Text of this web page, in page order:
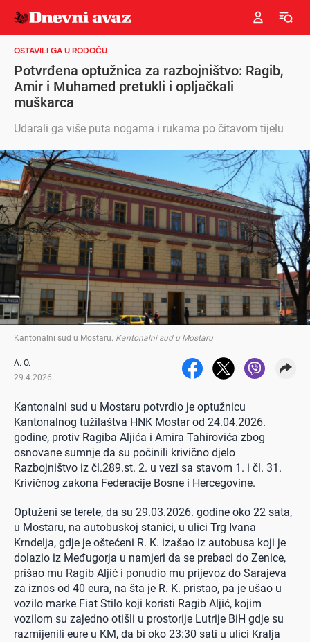
OSTAVILI GA U RODOČU
Potvrđena optužnica za razbojništvo: Ragib,
Amir i Muhamed pretukli i opljačkali
muškarca
Udarali ga više puta nogama i rukama po čitavom tijelu
Kantonalni sud u Mostaru. Kantonalni sud u Mostaru
A. O.
29.4.2026
Kantonalni sud u Mostaru potvrdio je optužnicu
Kantonalnog tužilaštva HNK Mostar od 24.04.2026.
godine, protiv Ragiba Aljića i Amira Tahirovića zbog
osnovane sumnje da su počinili krivično djelo
Razbojništvo iz čl.289.st. 2. u vezi sa stavom 1. i čl. 31.
Krivičnog zakona Federacije Bosne i Hercegovine.
Optuženi se terete, da su 29.03.2026. godine oko 22 sata,
u Mostaru, na autobuskoj stanici, u ulici Trg Ivana
Krndelja, gdje je oštećeni R. K. izašao iz autobusa koji je
dolazio iz Međugorja u namjeri da se prebaci do Zenice,
prišao mu Ragib Aljić i ponudio mu prijevoz do Sarajeva
za iznos od 40 eura, na šta je R. K. pristao, pa je ušao u
vozilo marke Fiat Stilo koji koristi Ragib Aljić, kojim
vozilom su zajedno otišli u prostorije Lutrije BiH gdje su
razmijenili eure u KM, da bi oko 23:30 sati u ulici Kralja